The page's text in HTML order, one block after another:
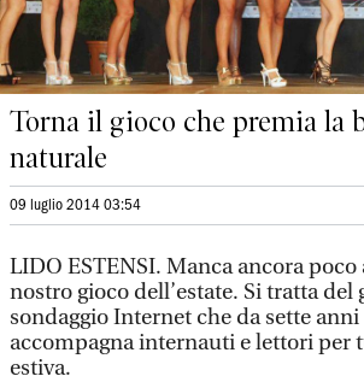
Torna il gioco che premia la
naturale
09 luglio 2014 03:54
LIDO ESTENSI. Manca ancora
nostro gioco dell’estate. Si tratta del
sondaggio Internet che da sette
accompagna internauti e lettori per
estiva.